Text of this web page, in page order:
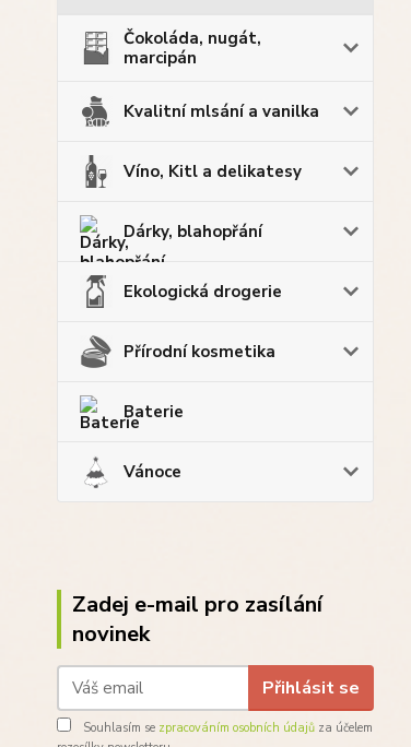
Čokoláda, nugát,
marcipán
Kvalitní mlsání a vanilka
Víno, Kitl a delikatesy
Dárky, blahopřání
Ekologická drogerie
Přírodní kosmetika
Baterie
Vánoce
Zadej e-mail pro zasílání
novinek
Přihlásit se
Souhlasím se zpracováním osobních údajů za účelem